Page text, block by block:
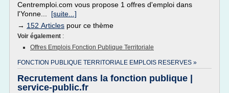
Centremploi.com vous propose 1 offres d'emploi dans
l'Yonne... [suite...]
→ 152 Articles pour ce thème
Voir également :
Offres Emplois Fonction Publique Territoriale
FONCTION PUBLIQUE TERRITORIALE EMPLOIS RESERVES »
Recrutement dans la fonction publique |
service-public.fr